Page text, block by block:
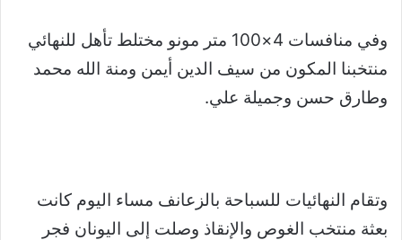
وفي منافسات 4×100 متر مونو مختلط تأهل للنهائي
منتخبنا المكون من سيف الدين أيمن ومنة الله محمد
وطارق حسن وجميلة علي.
وتقام النهائيات للسباحة بالزعانف مساء اليوم كانت
بعثة منتخب الغوص والإنقاذ وصلت إلى اليونان فجر